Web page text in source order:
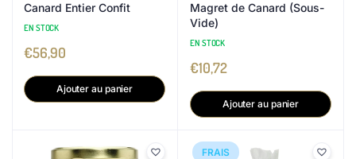
Canard Entier Confit
EN STOCK
€56,90
Ajouter au panier
Magret de Canard (Sous-
Vide)
EN STOCK
€10,72
Ajouter au panier
FRAIS